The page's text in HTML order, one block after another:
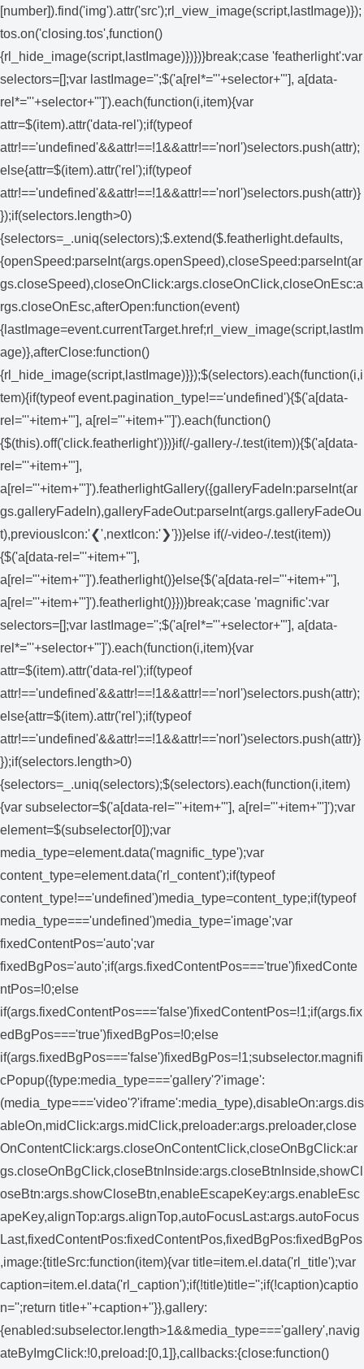
[number]).find('img').attr('src');rl_view_image(script,lastImage)});
tos.on('closing.tos',function()
{rl_hide_image(script,lastImage)})})}break;case 'featherlight':var
selectors=[];var lastImage='';$('a[rel*="'+selector+'"], a[data-
rel*="'+selector+'"]').each(function(i,item){var
attr=$(item).attr('data-rel');if(typeof
attr!=='undefined'&&attr!==!1&&attr!=='norl')selectors.push(attr);
else{attr=$(item).attr('rel');if(typeof
attr!=='undefined'&&attr!==!1&&attr!=='norl')selectors.push(attr)}
});if(selectors.length>0)
{selectors=_.uniq(selectors);$.extend($.featherlight.defaults,
{openSpeed:parseInt(args.openSpeed),closeSpeed:parseInt(ar
gs.closeSpeed),closeOnClick:args.closeOnClick,closeOnEsc:a
rgs.closeOnEsc,afterOpen:function(event)
{lastImage=event.currentTarget.href;rl_view_image(script,lastIm
age)},afterClose:function()
{rl_hide_image(script,lastImage)}});$(selectors).each(function(i,i
tem){if(typeof event.pagination_type!=='undefined'){$('a[data-
rel="'+item+'"], a[rel="'+item+'"]').each(function()
{$(this).off('click.featherlight')})}if(/-gallery-/.test(item)){$('a[data-
rel="'+item+'"],
a[rel="'+item+'"]').featherlightGallery({galleryFadeIn:parseInt(ar
gs.galleryFadeIn),galleryFadeOut:parseInt(args.galleryFadeOu
t),previousIcon:'❮',nextIcon:'❯'})}else if(/-video-/.test(item))
{$('a[data-rel="'+item+'"],
a[rel="'+item+'"]').featherlight()}else{$('a[data-rel="'+item+'"],
a[rel="'+item+'"]').featherlight()}})}break;case 'magnific':var
selectors=[];var lastImage='';$('a[rel*="'+selector+'"], a[data-
rel*="'+selector+'"]').each(function(i,item){var
attr=$(item).attr('data-rel');if(typeof
attr!=='undefined'&&attr!==!1&&attr!=='norl')selectors.push(attr);
else{attr=$(item).attr('rel');if(typeof
attr!=='undefined'&&attr!==!1&&attr!=='norl')selectors.push(attr)}
});if(selectors.length>0)
{selectors=_.uniq(selectors);$(selectors).each(function(i,item)
{var subselector=$('a[data-rel="'+item+'"], a[rel="'+item+'"]');var
element=$(subselector[0]);var
media_type=element.data('magnific_type');var
content_type=element.data('rl_content');if(typeof
content_type!=='undefined')media_type=content_type;if(typeof
media_type==='undefined')media_type='image';var
fixedContentPos='auto';var
fixedBgPos='auto';if(args.fixedContentPos==='true')fixedConte
ntPos=!0;else
if(args.fixedContentPos==='false')fixedContentPos=!1;if(args.fix
edBgPos==='true')fixedBgPos=!0;else
if(args.fixedBgPos==='false')fixedBgPos=!1;subselector.magnifi
cPopup({type:media_type==='gallery'?'image':
(media_type==='video'?'iframe':media_type),disableOn:args.dis
ableOn,midClick:args.midClick,preloader:args.preloader,close
OnContentClick:args.closeOnContentClick,closeOnBgClick:ar
gs.closeOnBgClick,closeBtnInside:args.closeBtnInside,showCl
oseBtn:args.showCloseBtn,enableEscapeKey:args.enableEsc
apeKey,alignTop:args.alignTop,autoFocusLast:args.autoFocus
Last,fixedContentPos:fixedContentPos,fixedBgPos:fixedBgPos
,image:{titleSrc:function(item){var title=item.el.data('rl_title');var
caption=item.el.data('rl_caption');if(!title)title='';if(!caption)captio
n='';return title+''+caption+''}},gallery:
{enabled:subselector.length>1&&media_type==='gallery',navig
ateByImgClick:!0,preload:[0,1]},callbacks:{close:function()